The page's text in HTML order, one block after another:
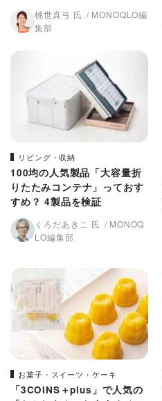
桃世真弓 氏
MONOQLO編
集部
リビング・収納
100均の人気製品「大容量折
りたたみコンテナ」っておす
すめ？ 4製品を検証
くろだあきこ 氏
MONOQ
LO編集部
お菓子・スイーツ・ケーキ
「3COINS＋plus」で人気の